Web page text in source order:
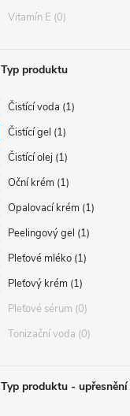
Vitamín E 0
Typ produktu
Čistící voda 1
Čistící gel 1
Čistící olej 1
Oční krém 1
Opalovací krém 1
Peelingový gel 1
Pleťové mléko 1
Pleťový krém 1
Pleťové sérum 0
Tonizační voda 0
Typ produktu - upřesnění